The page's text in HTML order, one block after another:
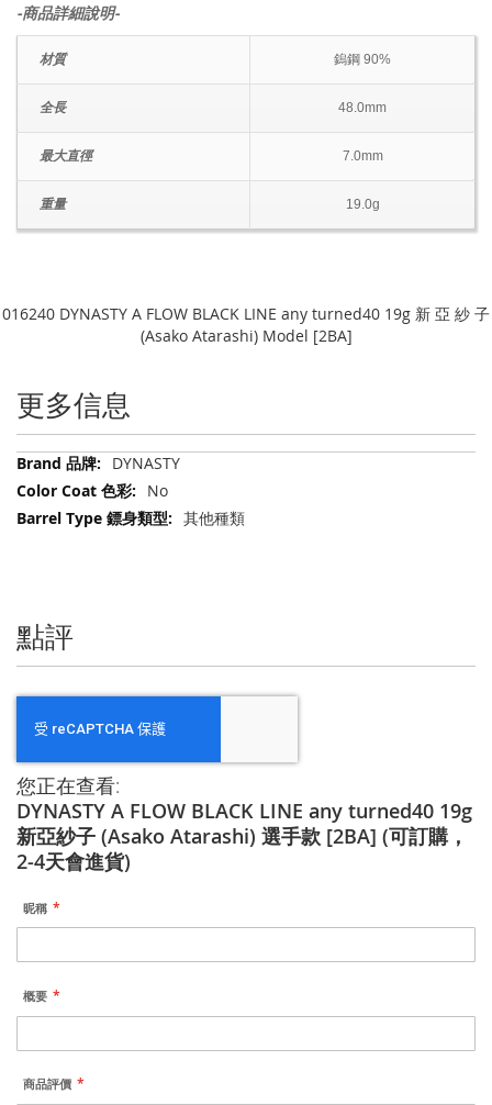
-商品詳細說明-
材質 鎢鋼 90%
全長 48.0mm
最大直徑 7.0mm
重量 19.0g
016240 DYNASTY A FLOW BLACK LINE any turned40 19g 新 亞 紗 子
(Asako Atarashi) Model [2BA]
更多信息
更
多
息
DYNASTY
No
其他種類
點評
您正在查看:
DYNASTY A FLOW BLACK LINE any turned40 19g
新亞紗子 (Asako Atarashi) 選手款 [2BA] (可訂購，
2-4天會進貨)
昵稱
概要
商品評價